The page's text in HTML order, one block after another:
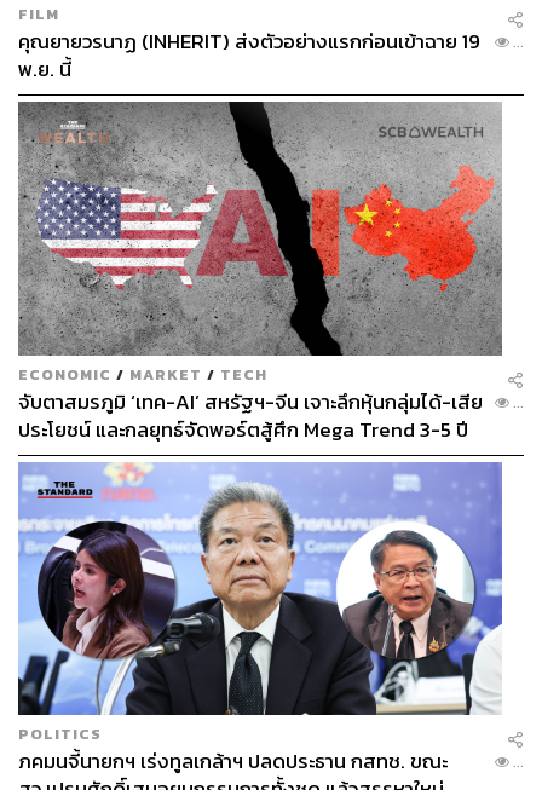
เวลานี้เครือข่ายในทีมสืบทอดอำนาจแตกแขนงออกเป็นหลาย
รูปแบบ ใหญ่ๆ คือ จะเข้ามาช่วยตั้งพรรคทหารผ่านพรรคพลัง
ประชารัฐ และจะเข้ามาเป็นกองหนุนเมื่อถึงเวลา มีความเป็น
ไปได้ว่าพรรคและกลุ่มการเมืองต่อไปนี้จะเข้ามาเป็นกอง
หนุนลุงตู่ ตั้งแต่ พรรคภูมิใจไทย​ (ประเมินเก้าอี้ 25 ที่นั่ง)
พรรคชาติไทยพัฒนา (19 ที่นั่ง) พรรคชาติพัฒนา (7 ที่นั่ง)
พรรคพลังชล (7 ที่นั่ง) ยังมีซุ้มทางการเมืองอีกหลายซุ้ม เช่น
กลุ่มมัชฌิมา แห่งตระกูลเทพสุทิน (9 ที่นั่ง) กลุ่มบ้านริมน้ำ
แห่งตระกูลตันเจริญ (3-5 ที่นั่ง) กลุ่มบ้านใหญ่นครปฐม แห่ง
ตระกูลสะสมทรัพย์ (5 ที่นั่ง) และพรรคลุงกำนัน (6 ที่นั่ง) รวม
ถึงพรรคตั้งขึ้นใหม่อย่าง พรรคประชาชนปฏิรูป ของ ไพบูลย์
นิติตะวัน ที่ประกาศชัดว่า “ให้เป็นพรรคของคนที่อยากหนุน
ลุงตู่อยู่ต่อ”
สูตรจับตาการดูดคือถือเอาว่า ถ้าคณะรัฐมนตรีไปสัญจร
ที่ไหน ก็จะไม่ยอมกลับมามือเปล่าประชาชาติธุรกิจเคาะ
ตัวเลขมาว่า ตลอด 4 ปีมี ครม. สัญจรไปแล้ว 9 ครั้ง ส่วนใหญ่
เป็นพื้นที่ที่มีพลังดูดหมุนเวียน วางมัดจำแล้ว เป็นกรอบวงเงิน
งบประมาณกว่า 1,847,000 ล้านบาท
FILM
คุณยายวรนาฏ (INHERIT) ส่งตัวอย่างแรกก่อนเข้าฉาย 19
พ.ย. นี้
...
ECONOMIC / MARKET / TECH
จับตาสมรภูมิ ‘เทค-AI’ สหรัฐฯ-จีน เจาะลึกหุ้นกลุ่มได้-เสีย
ประโยชน์ และกลยุทธ์จัดพอร์ตสู้ศึก Mega Trend 3-5 ปี
ข้างหน้า
...
POLITICS
ภคมนจี้นายกฯ เร่งทูลเกล้าฯ ปลดประธาน กสทช. ขณะ
...